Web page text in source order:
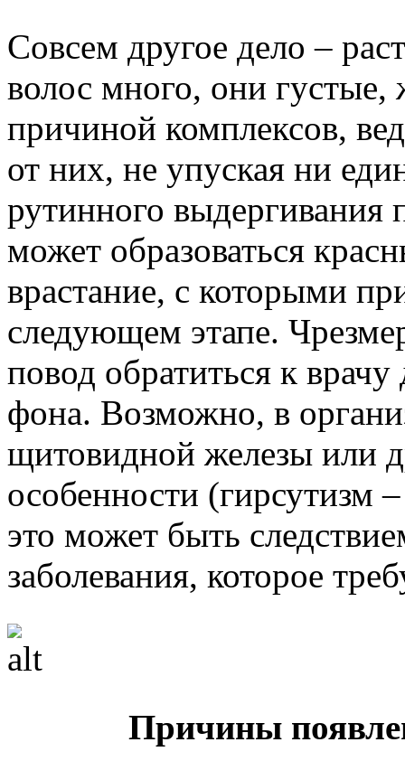
Совсем другое дело –
волос много, они густые,
причиной комплексов,
от них, не упуская ни
рутинного выдергивания
может образоваться
врастание, с которыми
следующем этапе.
повод обратиться к
фона. Возможно, в
щитовидной железы или
особенности (гирсутизм
это может быть
заболевания, которое
Причины